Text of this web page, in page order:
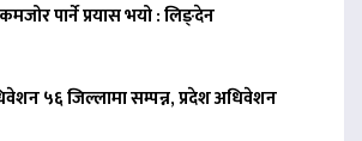
कमजोर पार्ने प्रयास भयो : लिङ्देन
५६ जिल्लामा सम्पन्न, प्रदेश अधिवेशन